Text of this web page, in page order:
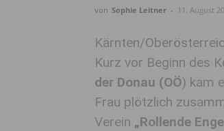
von Sophie Leitner - 11. August
Kärnten/
Kurz vor Beginn des
der Donau (OÖ) kam
Frau plötzlich
Verein „Rollende